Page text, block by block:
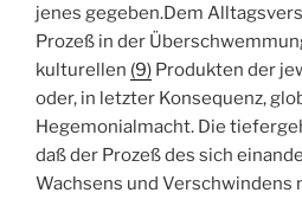
jenes gegeben.Dem
Prozeß in der
kulturellen (9) Produkten der
oder, in letzter Konsequenz,
Hegemonialmacht. Die
daß der Prozeß des sich
Wachsens und